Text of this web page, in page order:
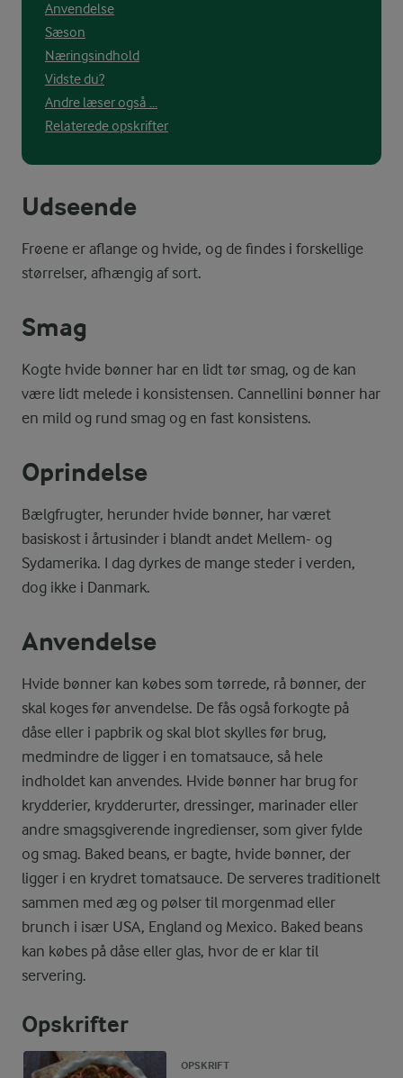
Anvendelse
Sæson
Næringsindhold
Vidste du?
Andre læser også ...
Relaterede opskrifter
Udseende
Frøene er aflange og hvide, og de findes i forskellige
størrelser, afhængig af sort.
Smag
Kogte hvide bønner har en lidt tør smag, og de kan
være lidt melede i konsistensen. Cannellini bønner har
en mild og rund smag og en fast konsistens.
Oprindelse
Bælgfrugter, herunder hvide bønner, har været
basiskost i årtusinder i blandt andet Mellem- og
Sydamerika. I dag dyrkes de mange steder i verden,
dog ikke i Danmark.
Anvendelse
Hvide bønner kan købes som tørrede, rå bønner, der
skal koges før anvendelse. De fås også forkogte på
dåse eller i papbrik og skal blot skylles før brug,
medmindre de ligger i en tomatsauce, så hele
indholdet kan anvendes. Hvide bønner har brug for
krydderier, krydderurter, dressinger, marinader eller
andre smagsgiverende ingredienser, som giver fylde
og smag. Baked beans, er bagte, hvide bønner, der
ligger i en krydret tomatsauce. De serveres traditionelt
sammen med æg og pølser til morgenmad eller
brunch i især USA, England og Mexico. Baked beans
kan købes på dåse eller glas, hvor de er klar til
servering.
Opskrifter
OPSKRIFT